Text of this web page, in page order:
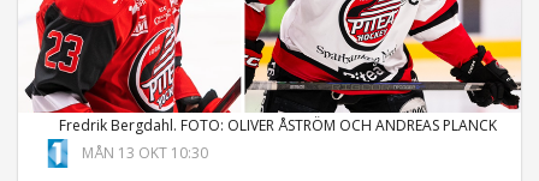
Fredrik Bergdahl. FOTO: OLIVER ÅSTRÖM OCH ANDREAS PLANCK
MÅN 13 OKT 10:30